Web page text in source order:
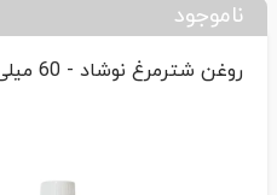
ناموجود
روغن شترمرغ نوشاد - 60 میلی لیتر